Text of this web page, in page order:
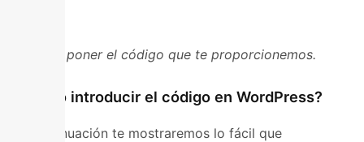
Debes poner el código que te proporcionemos.
¿Cómo introducir el código en WordPress?
A continuación te mostraremos lo fácil que